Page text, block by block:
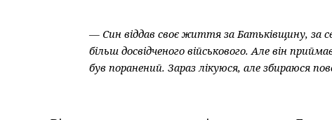
— Син віддав своє життя за Батьківщину, за
більш досвідченого військового. Але він
був поранений. Зараз лікуюся, але збираюся